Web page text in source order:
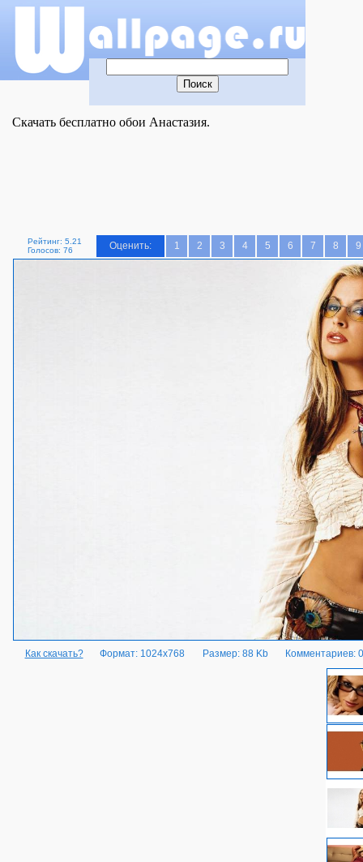
Скачать бесплатно обои Анастазия.
Рейтинг: 5.21
Голосов: 76
Оценить: 1 2 3 4 5 6 7 8 9
Как скачать? Формат: 1024x768 Размер: 88 Kb Комментариев: 0